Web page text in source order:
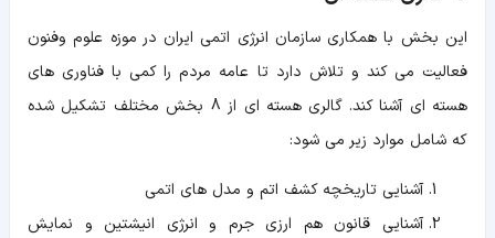
این بخش با همکاری سازمان انرژی اتمی ایران در موزه علوم وفنون
فعالیت می کند و تلاش دارد تا عامه مردم را کمی با فناوری های
هسته ای آشنا کند. گالری هسته ای از 8 بخش مختلف تشکیل شده
که شامل موارد زیر می شود:
آشنایی تاریخچه کشف اتم و مدل های اتمی
آشنایی قانون هم ارزی جرم و انرژی انیشتین و نمایش